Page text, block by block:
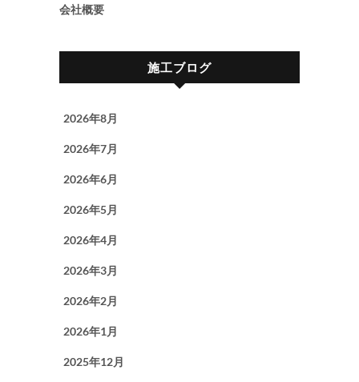
会社概要
施工ブログ
2026年8月
2026年7月
2026年6月
2026年5月
2026年4月
2026年3月
2026年2月
2026年1月
2025年12月